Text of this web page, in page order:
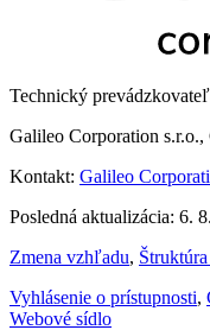
Technický
Galileo Corporation
Kontakt: Galileo
Posledná aktualizácia: 6.
Zmena vzhľadu,
Vyhlásenie o prístupnosti,
Webové sídlo